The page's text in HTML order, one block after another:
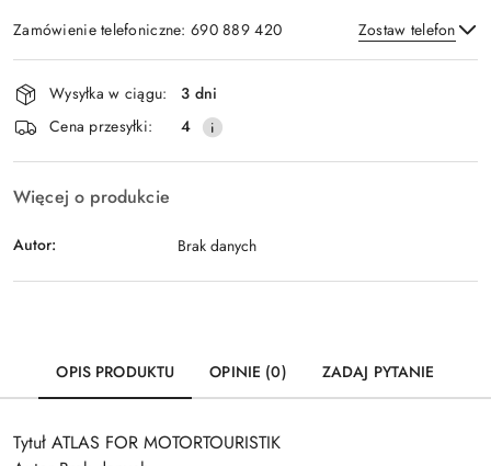
Zamówienie telefoniczne: 690 889 420 Zostaw telefon
Wyślij
Dostępność
i
dostawa
Wysyłka w ciągu:
3 dni
Cena przesyłki:
4
Więcej o produkcie
Autor: Brak danych
OPIS PRODUKTU OPINIE (0) ZADAJ PYTANIE
Tytuł ATLAS FOR MOTORTOURISTIK